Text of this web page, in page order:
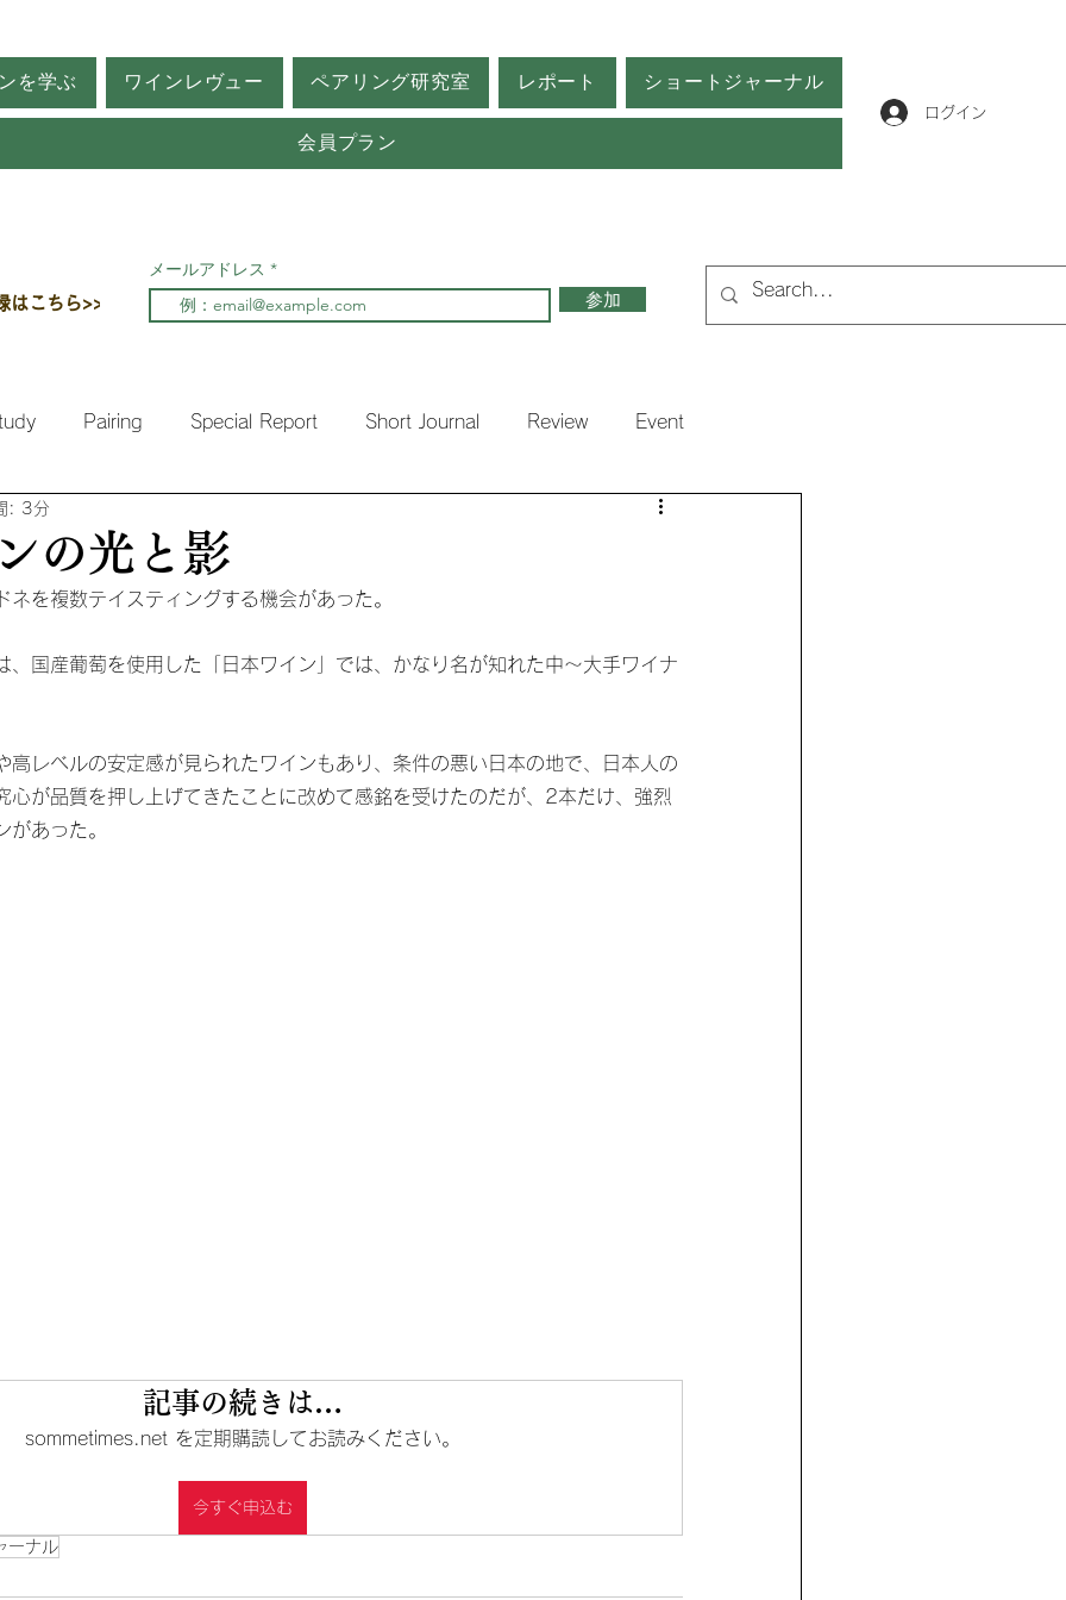
を学ぶ ワインレヴュー ペアリング研究室 レポート ショートジャーナル
会員プラン
ログイン
はこちら>>
メールアドレス
参加
Pairing Special Report Short Journal Review Event
の光と影
: 3分
ネを複数テイスティングする機会があった。
、国産葡萄を使用した「日本ワイン」では、かなり名が知れた中〜大手ワイナ
高レベルの安定感が見られたワインもあり、条件の悪い日本の地で、日本人の
心が品質を押し上げてきたことに改めて感銘を受けたのだが、2本だけ、強烈
があった。
記事の続きは…
sommetimes.net を定期購読してお読みください。
今すぐ申込む
ーナル